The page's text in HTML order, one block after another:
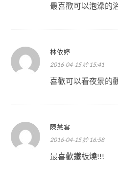
最喜歡可以泡澡的
林依婷
2016-04-15 於 15:41
喜歡可以看夜景的
陳慧雲
2016-04-15 於 16:58
最喜歡鐵板燒!!!